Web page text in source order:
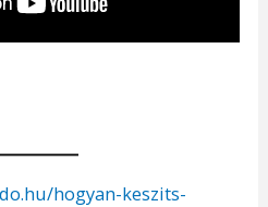
hogyan-keszits-